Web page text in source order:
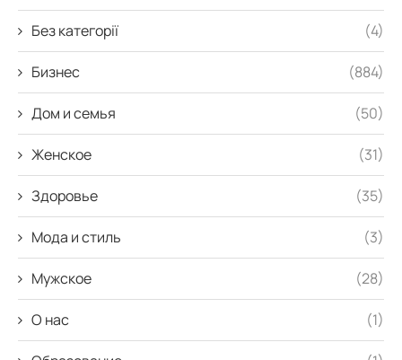
Без категорії (4)
Бизнес (884)
Дом и семья (50)
Женское (31)
Здоровье (35)
Мода и стиль (3)
Мужское (28)
О нас (1)